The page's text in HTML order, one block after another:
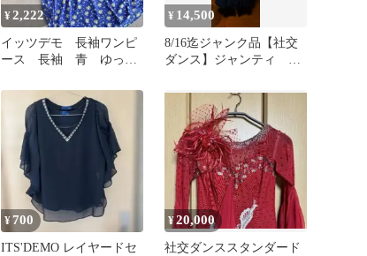
¥2,222
イッツデモ 長袖ワンピ
ース 長袖 青 ゆった
タグ付き】
¥ 14,500
8/16迄ジャンク品【社交
ダンス】ジャンティ ブ
ードドレス
¥700
ITS'DEMO レイヤードセ
¥20,000
社交ダンススタンダード